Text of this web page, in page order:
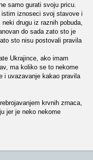
samo gurati svoju pricu.
iznoseci svoj stavove i
drugu iz raznih pobuda,
do sada zato sto je
sto nisu postovali pravila
Ukrajince, ako imam
ma koliko se to nekome
i uvazavanje kakao pravila
krvnih zrnaca,
jer je neko nekome